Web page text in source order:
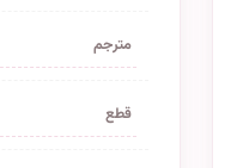
مترجم
قطع